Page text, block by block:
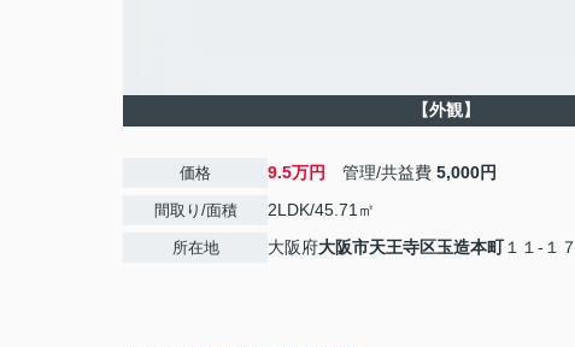
【外観】
価格 9.5万円 管理/共益費 5,000円
間取り/面積 2LDK/45.71㎡
所在地 大阪府大阪市天王寺区玉造本町１１-１７